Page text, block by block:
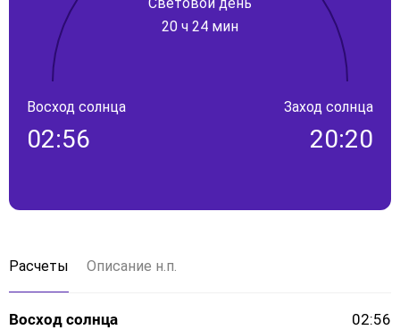
20 ч 24 мин
Восход солнца
02:56
Заход солнца
20:20
Расчеты Описание н.п.
Восход солнца
02:56